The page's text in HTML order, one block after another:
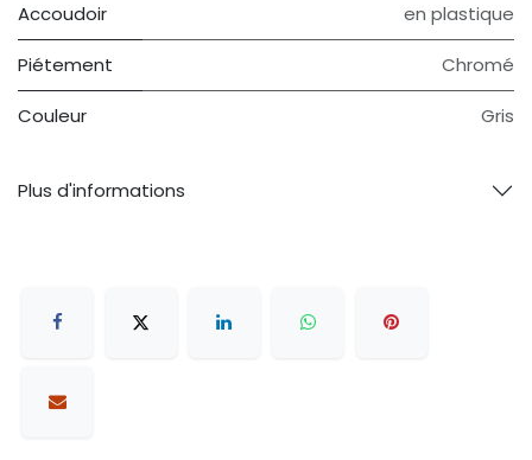
Accoudoir en plastique
Piétement Chromé
Couleur Gris
Plus d'informations